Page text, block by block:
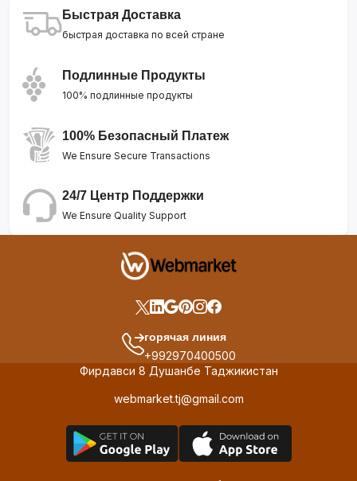
Быстрая Доставка
быстрая доставка по всей стране
Подлинные Продукты
100% подлинные продукты
100% Безопасный Платеж
We Ensure Secure Transactions
24/7 Центр Поддержки
We Ensure Quality Support
горячая линия
+992970400500
Фирдавси 8 Душанбе Таджикистан
webmarket.tj@gmail.com